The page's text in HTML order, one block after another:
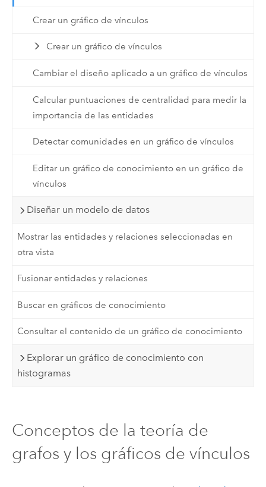
Crear un gráfico de vínculos
Crear un gráfico de vínculos
Cambiar el diseño aplicado a un gráfico de vínculos
Calcular puntuaciones de centralidad para medir la
importancia de las entidades
Detectar comunidades en un gráfico de vínculos
Editar un gráfico de conocimiento en un gráfico de
vínculos
Diseñar un modelo de datos
Mostrar las entidades y relaciones seleccionadas en
otra vista
Fusionar entidades y relaciones
Buscar en gráficos de conocimiento
Consultar el contenido de un gráfico de conocimiento
Explorar un gráfico de conocimiento con
histogramas
Conceptos de la teoría de
grafos y los gráficos de vínculos